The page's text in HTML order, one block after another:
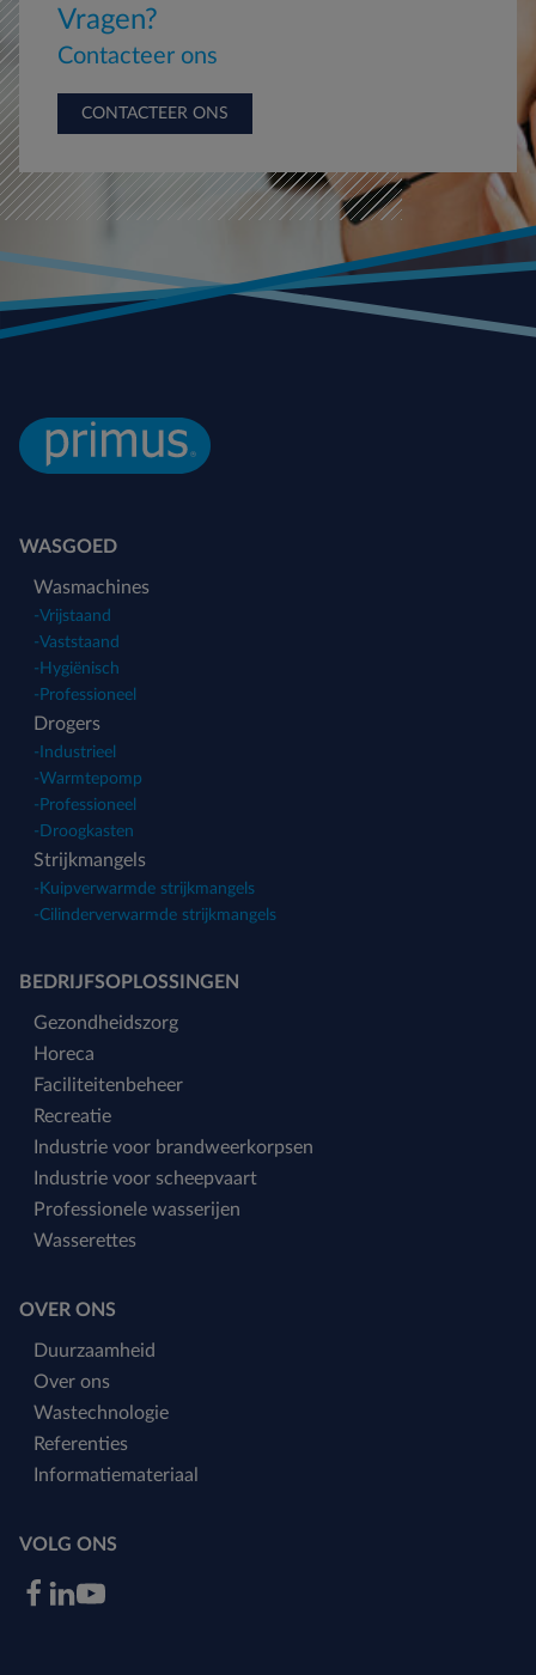
Vragen?
Contacteer ons
CONTACTEER ONS
WASGOED
Wasmachines
-Vrijstaand
-Vaststaand
- Hygiënisch
- Professioneel
Drogers
- Industrieel
-Warmtepomp
- Professioneel
- Droogkasten
Strijkmangels
- Kuipverwarmde strijkmangels
-Cilinderverwarmde strijkmangels
BEDRIJFSOPLOSSINGEN
Gezondheidszorg
Horeca
Faciliteitenbeheer
Recreatie
Industrie voor brandweerkorpsen
Industrie voor scheepvaart
Professionele wasserijen
Wasserettes
OVER ONS
Duurzaamheid
Over ons
Wastechnologie
Referenties
Informatiemateriaal
VOLG ONS